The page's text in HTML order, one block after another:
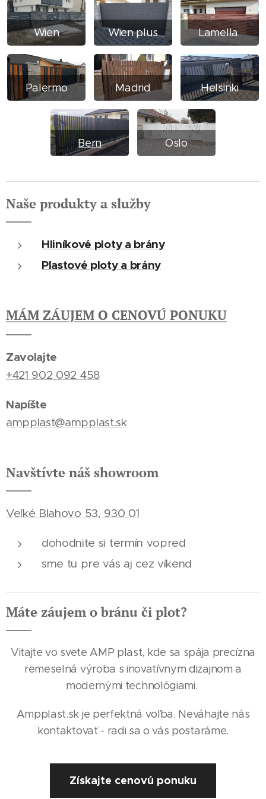
Wien Wien plus Lamella
Palermo Madrid Helsinki
Bern Oslo
Naše produkty a služby
Hliníkové ploty a brány
Plastové ploty a brány
MÁM ZÁUJEM O CENOVÚ PONUKU
Zavolajte
+421 902 092 458
Napíšte
ampplast@ampplast.sk
Navštívte náš showroom
Veľké Blahovo 53, 930 01
dohodnite si termín vopred
sme tu pre vás aj cez víkend
Máte záujem o bránu či plot?
Vitajte vo svete AMP plast, kde sa spája precízna
remeselná výroba s inovatívnym dizajnom a
modernými technológiami.
Ampplast.sk je perfektná voľba. Neváhajte nás
kontaktovať - radi sa o vás postaráme.
Získajte cenovú ponuku